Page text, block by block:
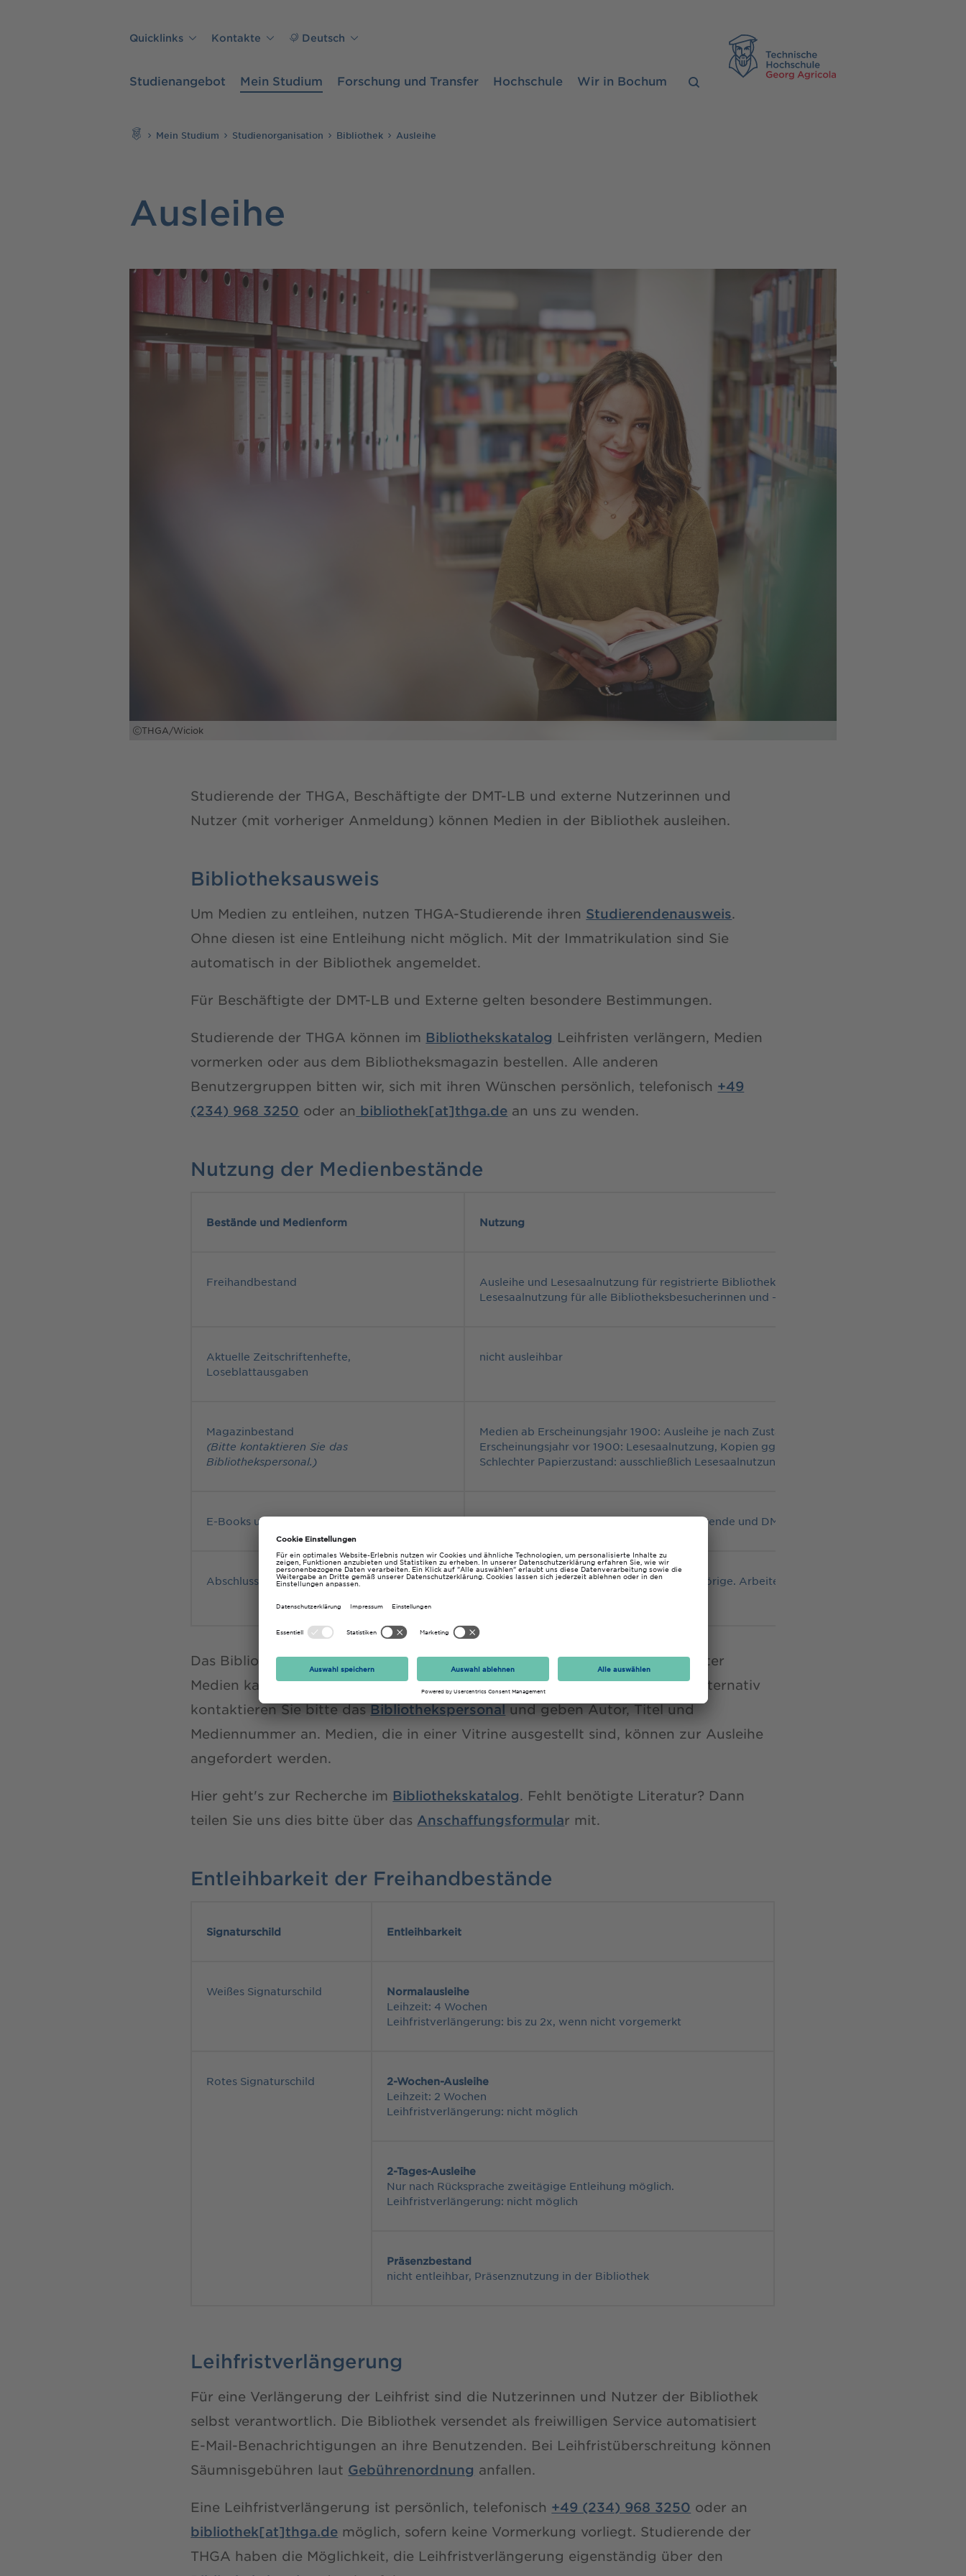
Studienangebot Mein Studium Forschung und Transfer Hochschule Wir in Bochum
Quicklinks Kontakte Deutsch
Mein Studium Studienorganisation Bibliothek Ausleihe
Ausleihe
THGA/Wiciok
Studierende der THGA, Beschäftigte der DMT-LB und externe Nutzerinnen und
Nutzer (mit vorheriger Anmeldung) können Medien in der Bibliothek ausleihen.
Bibliotheksausweis
Um Medien zu entleihen, nutzen THGA-Studierende ihren Studierendenausweis.
Ohne diesen ist eine Entleihung nicht möglich. Mit der Immatrikulation sind Sie
automatisch in der Bibliothek angemeldet.
Für Beschäftigte der DMT-LB und Externe gelten besondere Bestimmungen.
Studierende der THGA können im Bibliothekskatalog Leihfristen verlängern, Medien
vormerken oder aus dem Bibliotheksmagazin bestellen. Alle anderen
Benutzergruppen bitten wir, sich mit ihren Wünschen persönlich, telefonisch +49
(234) 968 3250 oder an bibliothek[at]thga.de an uns zu wenden.
Nutzung der Medienbestände
Bestände und Medienform Nutzung
Freihandbestand
Ausleihe und Lesesaalnutzung für registrierte Bibliotheksnutzerinnen und -nutzer
Lesesaalnutzung für alle Bibliotheksbesucherinnen und -nutzer möglich
Aktuelle Zeitschriftenhefte,
Loseblattausgaben
nicht ausleihbar
Magazinbestand
(Bitte kontaktieren Sie das
Bibliothekspersonal.)
Medien ab Erscheinungsjahr 1900: Ausleihe je nach Zustand möglich
Erscheinungsjahr vor 1900: Lesesaalnutzung, Kopien ggf. möglich
Schlechter Papierzustand: ausschließlich Lesesaalnutzung, Kopierverbot
E-Books und Datenbanken Nutzung ausschließlich durch THGA-Studierende und DMT-LB-Angehörige
Abschlussarbeiten der THGA
Nutzung ausschließlich durch THGA-Angehörige. Arbeiten mit Sperrvermerk sind
Das Bibliotheksmagazin ist nicht frei zugänglich. Die Bestellung magazinierter
Medien kann von THGA-Studenten über denBibliothekskatalogerfolgen. Alternativ
kontaktieren Sie bitte das Bibliothekspersonal und geben Autor, Titel und
Mediennummer an. Medien, die in einer Vitrine ausgestellt sind, können zur Ausleihe
angefordert werden.
Hier geht's zur Recherche im Bibliothekskatalog. Fehlt benötigte Literatur? Dann
teilen Sie uns dies bitte über das Anschaffungsformular mit.
Entleihbarkeit der Freihandbestände
Signaturschild Entleihbarkeit
Weißes Signaturschild Normalausleihe
Leihzeit: 4 Wochen
Leihfristverlängerung: bis zu 2x, wenn nicht vorgemerkt
Rotes Signaturschild 2-Wochen-Ausleihe
Leihzeit: 2 Wochen
Leihfristverlängerung: nicht möglich
2-Tages-Ausleihe
Nur nach Rücksprache zweitägige Entleihung möglich.
Leihfristverlängerung: nicht möglich
Präsenzbestand
nicht entleihbar, Präsenznutzung in der Bibliothek
Leihfristverlängerung
Für eine Verlängerung der Leihfrist sind die Nutzerinnen und Nutzer der Bibliothek
selbst verantwortlich. Die Bibliothek versendet als freiwilligen Service automatisiert
E-Mail-Benachrichtigungen an ihre Benutzenden. Bei Leihfristüberschreitung können
Säumnisgebühren laut Gebührenordnung anfallen.
Eine Leihfristverlängerung ist persönlich, telefonisch +49 (234) 968 3250 oder an
bibliothek[at]thga.de möglich, sofern keine Vormerkung vorliegt. Studierende der
THGA haben die Möglichkeit, die Leihfristverlängerung eigenständig über den